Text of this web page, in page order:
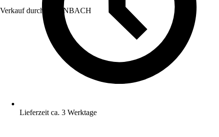
Verkauf durch: HORNBACH
Lieferzeit ca. 3 Werktage